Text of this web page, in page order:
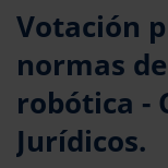
Votación
normas
robótica -
Jurídicos.